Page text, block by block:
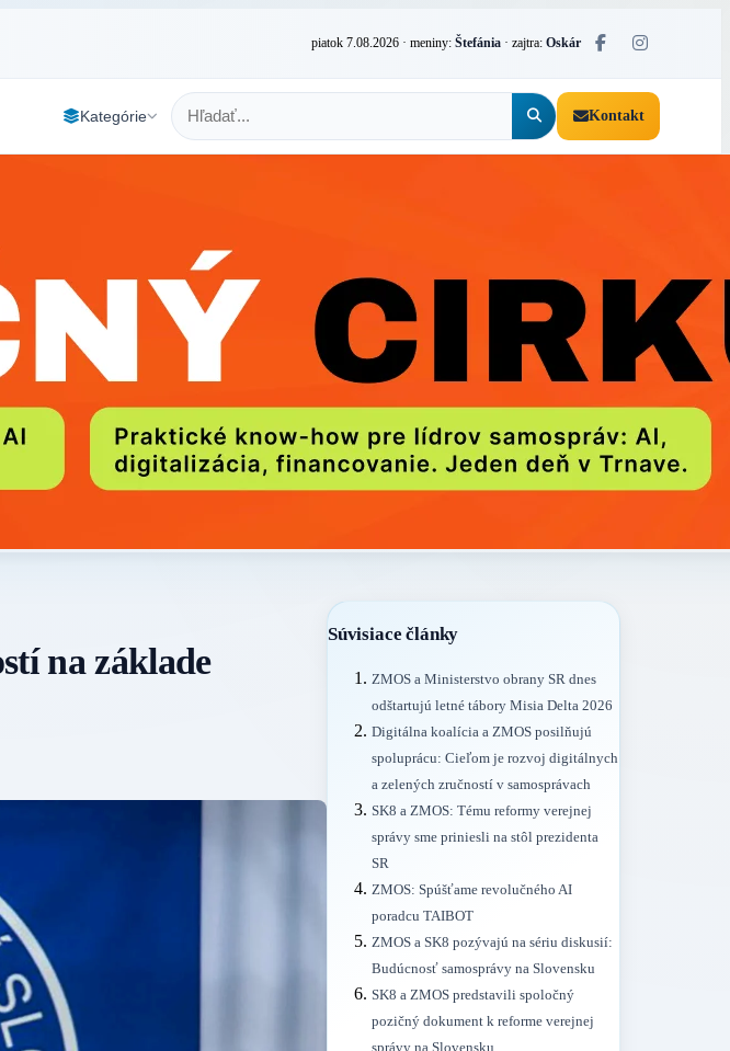
piatok 7.08.2026 · meniny: Štefánia · zajtra: Oskár
Kategórie Kontakt
na základe
Súvisiace články
ZMOS a Ministerstvo obrany SR dnes
odštartujú letné tábory Misia Delta 2026
Digitálna koalícia a ZMOS posilňujú
spoluprácu: Cieľom je rozvoj digitálnych
a zelených zručností v samosprávach
SK8 a ZMOS: Tému reformy verejnej
správy sme priniesli na stôl prezidenta
SR
ZMOS: Spúšťame revolučného AI
poradcu TAIBOT
ZMOS a SK8 pozývajú na sériu diskusií:
Budúcnosť samosprávy na Slovensku
SK8 a ZMOS predstavili spoločný
pozičný dokument k reforme verejnej